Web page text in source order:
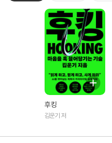
후킹
김운기 저